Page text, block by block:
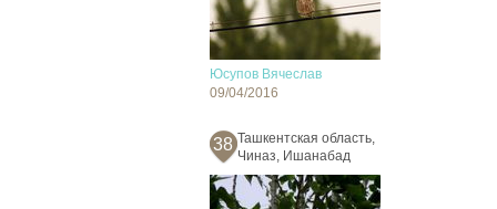
Юсупов Вячеслав
09/04/2016
38 Ташкентская область,
Чиназ, Ишанабад